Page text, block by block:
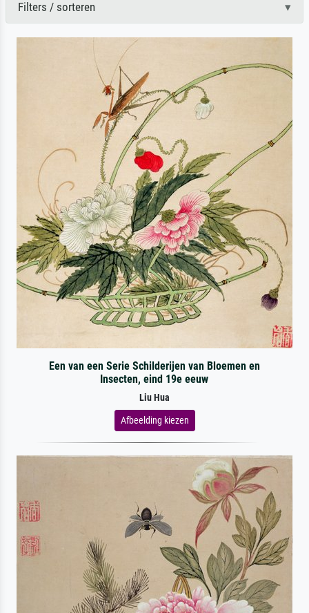
Filters / sorteren
Een van een Serie Schilderijen van Bloemen en
Insecten, eind 19e eeuw
Liu Hua
Afbeelding kiezen